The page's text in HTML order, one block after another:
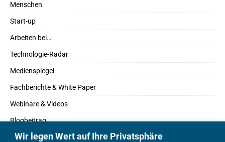
Wir legen Wert auf Ihre Privatsphäre
Menschen
Start-up
Arbeiten bei…
Technologie-Radar
Medienspiegel
Fachberichte & White Paper
Webinare & Videos
Blogbeitrag
Fachbücher